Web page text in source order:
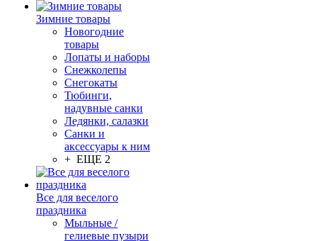
Зимние товары
Новогодние
товары
Лопаты и наборы
Снежколепы
Снегокаты
Тюбинги,
надувные санки
Ледянки, салазки
Санки и
аксессуары к ним
+ ЕЩЕ 2
Все для веселого
праздника
Мыльные /
гелиевые пузыри